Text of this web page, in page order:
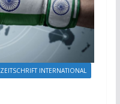
ZEITSCHRIFT INTERNATIONAL